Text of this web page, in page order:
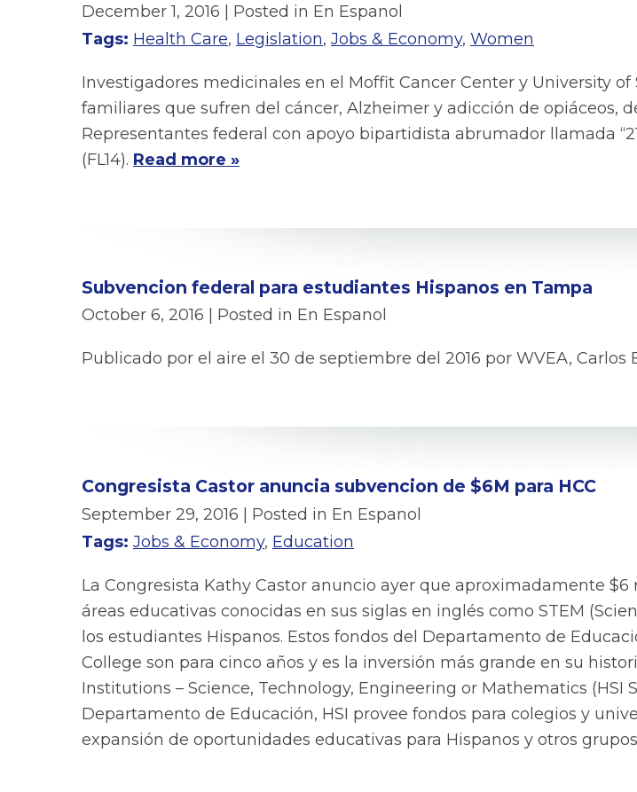
December 1, 2016 | Posted in En Espanol
Tags: Health Care, Legislation, Jobs & Economy, Women
Investigadores medicinales en el Moffit Cancer Center y University
familiares que sufren del cáncer, Alzheimer y adicción de opiáceos,
Representantes federal con apoyo bipartidista abrumador llamada
(FL14). Read more »
Subvencion federal para estudiantes Hispanos en Tampa
October 6, 2016 | Posted in En Espanol
Publicado por el aire el 30 de septiembre del 2016 por WVEA, Carlos
Congresista Castor anuncia subvencion de $6M para HCC
September 29, 2016
| Posted in En Espanol
Tags: Jobs & Economy, Education
La Congresista Kathy Castor anuncio ayer que aproximadamente
áreas educativas conocidas en sus siglas en inglés como STEM
los estudiantes Hispanos. Estos fondos del Departamento de
College son para cinco años y es la inversión más grande en su
Institutions – Science, Technology, Engineering or Mathematics (HSI
Departamento de Educación, HSI provee fondos para colegios y
expansión de oportunidades educativas para Hispanos y otros